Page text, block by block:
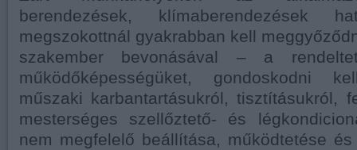
berendezések, klímaberendezések
megszokottnál gyakrabban kell
szakember bevonásával – a
működőképességüket, gondoskodni
műszaki karbantartásukról, tisztításukról,
mesterséges szellőztető- és
nem megfelelő beállítása, működtetése